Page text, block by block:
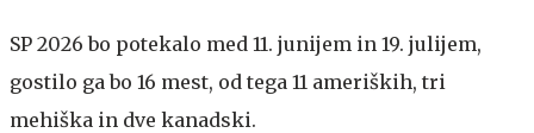
SP 2026 bo potekalo med 11. junijem in 19. julijem,
gostilo ga bo 16 mest, od tega 11 ameriških, tri
mehiška in dve kanadski.